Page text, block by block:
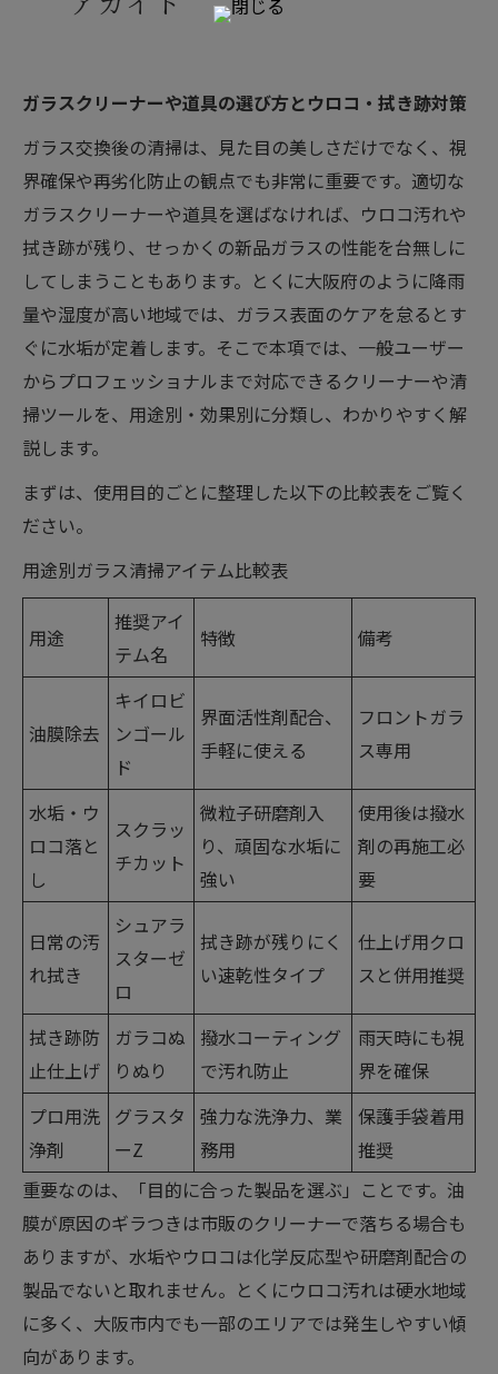
ガラスクリーナーや道具の選び方とウロコ・拭き跡対策
ガラス交換後の清掃は、見た目の美しさだけでなく、視
界確保や再劣化防止の観点でも非常に重要です。適切な
ガラスクリーナーや道具を選ばなければ、ウロコ汚れや
拭き跡が残り、せっかくの新品ガラスの性能を台無しに
してしまうこともあります。とくに大阪府のように降雨
量や湿度が高い地域では、ガラス表面のケアを怠るとす
ぐに水垢が定着します。そこで本項では、一般ユーザー
からプロフェッショナルまで対応できるクリーナーや清
掃ツールを、用途別・効果別に分類し、わかりやすく解
説します。
まずは、使用目的ごとに整理した以下の比較表をご覧く
ださい。
用途別ガラス清掃アイテム比較表
用途
推奨アイ
テム名
特徴 備考
油膜除去
キイロビ
ンゴール
ド
界面活性剤配合、
手軽に使える
フロントガラ
ス専用
水垢・ウ
ロコ落と
し
スクラッ
チカット
微粒子研磨剤入
り、頑固な水垢に
強い
使用後は撥水
剤の再施工必
要
日常の汚
れ拭き
シュアラ
スターゼ
ロ
拭き跡が残りにく
い速乾性タイプ
仕上げ用クロ
スと併用推奨
拭き跡防
止仕上げ
ガラコぬ
りぬり
撥水コーティング
で汚れ防止
雨天時にも視
界を確保
プロ用洗
浄剤
グラスタ
ーZ
強力な洗浄力、業
務用
保護手袋着用
推奨
重要なのは、「目的に合った製品を選ぶ」ことです。油
膜が原因のギラつきは市販のクリーナーで落ちる場合も
ありますが、水垢やウロコは化学反応型や研磨剤配合の
製品でないと取れません。とくにウロコ汚れは硬水地域
に多く、大阪市内でも一部のエリアでは発生しやすい傾
向があります。